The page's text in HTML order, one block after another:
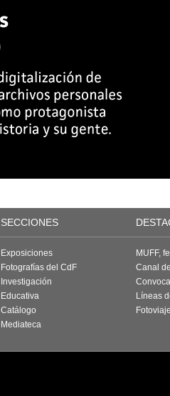
SECCIONES
Exposiciones
Fotografías del CdF
Investigación
Educativa
Catálogo
Mediateca
MUFF,
Canal
Líneas